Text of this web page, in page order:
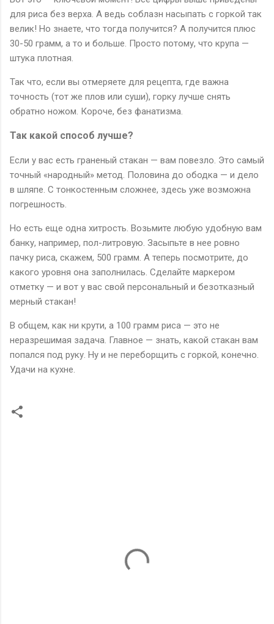
для риса без верха. А ведь соблазн насыпать с горкой так
велик! Но знаете, что тогда получится? А получится плюс
30-50 грамм, а то и больше. Просто потому, что крупа —
штука плотная.
Так что, если вы отмеряете для рецепта, где важна
точность (тот же плов или суши), горку лучше снять
обратно ножом. Короче, без фанатизма.
Так какой способ лучше?
Если у вас есть граненый стакан — вам повезло. Это самый
точный «народный» метод. Половина до ободка — и дело
в шляпе. С тонкостенным сложнее, здесь уже возможна
погрешность.
Но есть еще одна хитрость. Возьмите любую удобную вам
банку, например, пол-литровую. Засыпьте в нее ровно
пачку риса, скажем, 500 грамм. А теперь посмотрите, до
какого уровня она заполнилась. Сделайте маркером
отметку — и вот у вас свой персональный и безотказный
мерный стакан!
В общем, как ни крути, а 100 грамм риса — это не
неразрешимая задача. Главное — знать, какой стакан вам
попался под руку. Ну и не переборщить с горкой, конечно.
Удачи на кухне.